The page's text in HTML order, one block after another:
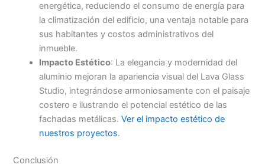
energética, reduciendo el consumo de energía para
la climatización del edificio, una ventaja notable para
sus habitantes y costos administrativos del
inmueble.
Impacto Estético: La elegancia y modernidad del
aluminio mejoran la apariencia visual del Lava Glass
Studio, integrándose armoniosamente con el paisaje
costero e ilustrando el potencial estético de las
fachadas metálicas.Ver el impacto estético de
nuestros proyectos.
Conclusión